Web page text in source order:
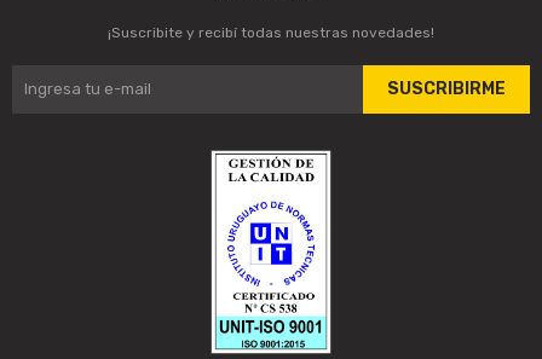
¡Suscribite y recibí todas nuestras novedades!
SUSCRIBIRME